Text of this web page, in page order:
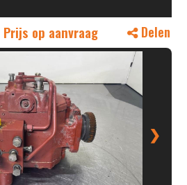
Prijs op aanvraag Delen
❯